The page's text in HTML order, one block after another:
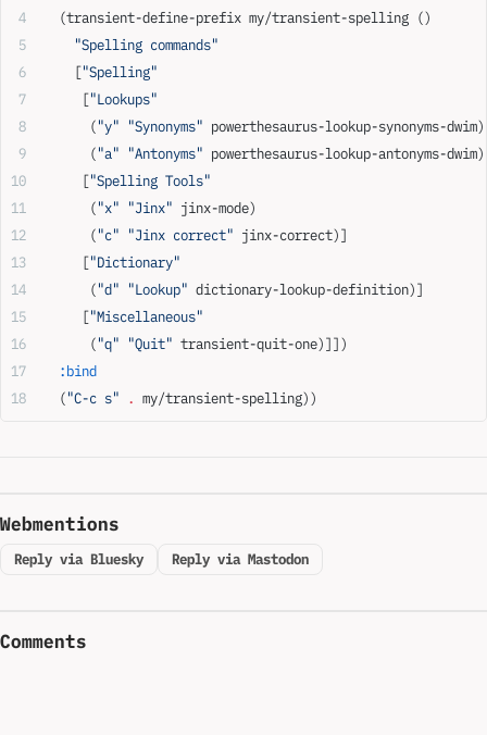
  (transient-define-prefix my/transient-spelling ()
    "Spelling commands"
    [
"Spelling"
     [
"Lookups"
      (
"y" "Synonyms" powerthesaurus-lookup-synonyms-dwim)
      (
"a" "Antonyms" powerthesaurus-lookup-antonyms-
     [
"Spelling Tools"
      (
"x" "Jinx" jinx-mode)
      (
"c" "Jinx correct" jinx-correct)]
     [
"Dictionary"
      (
"d" "Lookup" dictionary-lookup-definition)]
     [
"Miscellaneous"
      (
"q" "Quit" transient-quit-one)]])
  :bind
  (
"C-c s" . my/transient-spelling))
Webmentions
Reply via Bluesky Reply via Mastodon
Comments